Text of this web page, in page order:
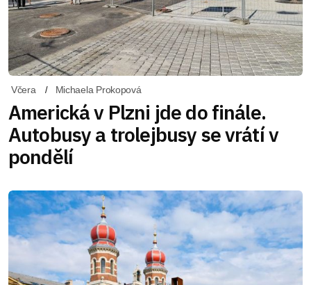
Včera Michaela Prokopová
Americká v Plzni jde do finále.
Autobusy a trolejbusy se vrátí v
pondělí